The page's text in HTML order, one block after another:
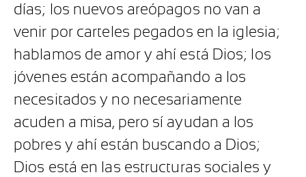
días; los nuevos areópagos no van a
venir por carteles pegados en la iglesia;
hablamos de amor y ahí está Dios; los
jóvenes están acompañando a los
necesitados y no necesariamente
acuden a misa, pero sí ayudan a los
pobres y ahí están buscando a Dios;
Dios está en las estructuras sociales y